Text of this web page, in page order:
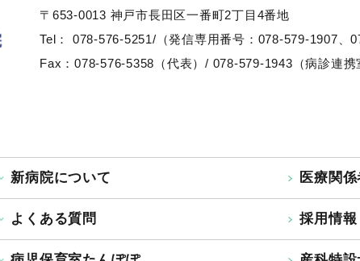
〒653-0013 神戸市長田区一番町2丁目4番地
Tel：
078-576-5251/（発信専用番号：078-579-1907、
Fax：078-576-5358（代表）/ 078-579-1943（病診連携
新病院について
よくある質問
医療関
採用情報